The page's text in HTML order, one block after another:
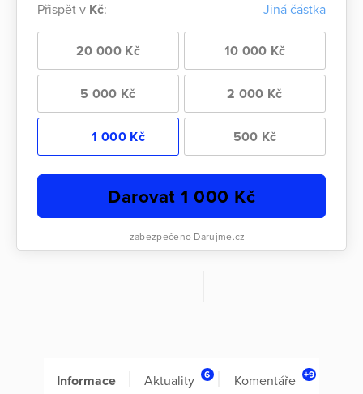
Přispět v Kč: Jiná částka
20 000 Kč 10 000 Kč
5 000 Kč 2 000 Kč
1 000 Kč 500 Kč
Darovat 1 000 Kč
zabezpečeno Darujme.cz
Informace Aktuality 6 Komentáře +9